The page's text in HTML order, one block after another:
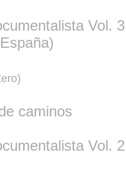
Vol. 3
caminos
Vol. 2